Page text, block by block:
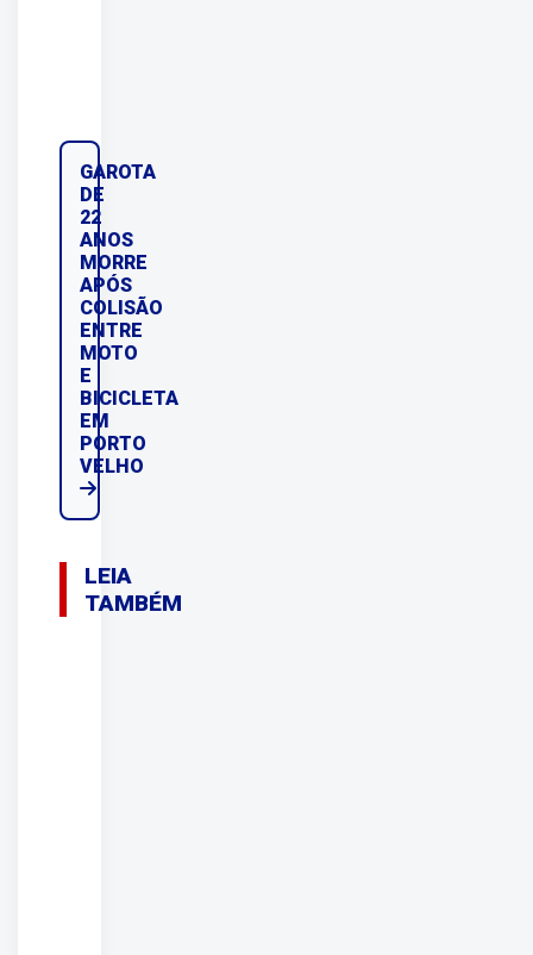
GAROTA
DE
22
ANOS
MORRE
APÓS
COLISÃO
ENTRE
MOTO
E
BICICLETA
EM
PORTO
VELHO
LEIA
TAMBÉM